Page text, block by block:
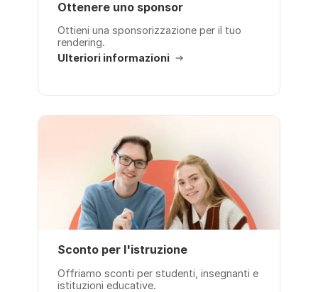
Ottenere uno sponsor
Ottieni una sponsorizzazione per il tuo
rendering.
Ulteriori informazioni
Sconto per l'istruzione
Offriamo sconti per studenti, insegnanti e
istituzioni educative.